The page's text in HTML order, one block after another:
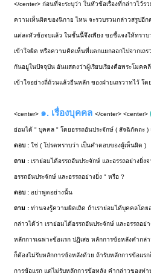
</center> ก่อนที่จะระบุว่า ในหัวข้อเรื่องที่กล่าวไว้
ความเห็นผิดของนิกาย ไหน จะรวบรวมกล่าวสรูปอีก
แต่ละหัวข้อจบแล้ว ในชั้นนี้จึงเพียง ขอชี้แจงให้ทรา
เข้าใจผิด หรือความคิดเห็นที่แตกแยกออกไปจากเถ
กันอยู่ในปัจจุบัน อันแสดงว่าผู้เรียบเรียงคือพระโมค
เข้าใจอย่างถี่ถ้วนแล้วยืนหลัก ของฝ่ายเถรวาทไว้ โ
<center> ๑. เรื่องบุคคล </center> <center>
ย่อมได้ " บุคคล " โดยอรรถอันประจักษ์ ( สัจฉิกัตถะ )
ตอบ :ใช่ ( โปรดทราบว่า เป็นคำตอบของผู้เห็นผิด )
ถาม :เราย่อมได้อรรถอันประจักษ์ และอรรถอย่างยิ่
อรรถอันประจักษ์ และอรรถอย่างยิ่ง " หรือ ?
ตอบ : อย่าพูดอย่างนั้น
ถาม :ท่านจงรู้ความผิดเถิด ถ้าเราย่อมได้บุคคลโดย
กล่าวได้ว่า เราย่อมได้อรรถอันประจักษ์ และอรรถอ
หลักการเฉพาะข้อแรก ปฏิเสธ หลักการข้อหลังคำก
ก็ต้องไม่รับหลักการข้อหลังด้วย ถ้ารับหลักการข้อแร
การข้อแรก แต่ไม่รับหลักการข้อหลัง คำกล่าวของท่า